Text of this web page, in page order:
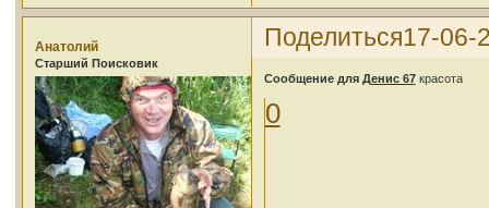
Поделиться17-06-
Анатолий
Cтарший Поисковик
Сообщение для Денис 67красота
0